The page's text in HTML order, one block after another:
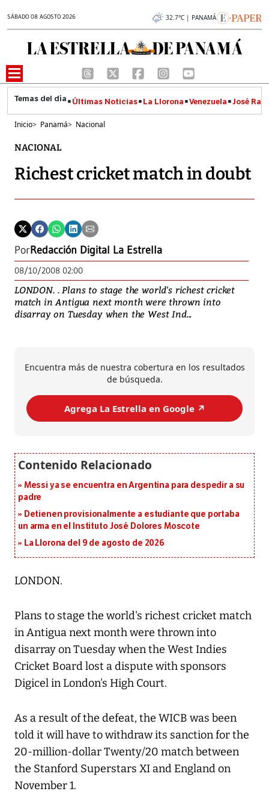
SÁBADO 08 AGOSTO 2026 32.7°C | PANAMÁ
Últimas Noticias La Llorona Venezuela José
Inicio> Panamá> Nacional
NACIONAL
Richest cricket match in doubt
PorRedacción Digital La Estrella
08/10/2008 02:00
LONDON. . Plans to stage the world's richest cricket
match in Antigua next month were thrown into
disarray on Tuesday when the West Ind...
Encuentra más de nuestra cobertura en los resultados
de búsqueda.
Agrega La Estrella en Google ↗️
Messi ya se encuentra en Argentina para despedir a su
padre
Detienen provisionalmente a estudiante que portaba
un arma en el Instituto José Dolores Moscote
La Llorona del 9 de agosto de 2026
LONDON.
Plans to stage the world's richest cricket match
in Antigua next month were thrown into
disarray on Tuesday when the West Indies
Cricket Board lost a dispute with sponsors
Digicel in London's High Court.
As a result of the defeat, the WICB was been
told it will have to withdraw its sanction for the
20-million-dollar Twenty/20 match between
the Stanford Superstars XI and England on
November 1.